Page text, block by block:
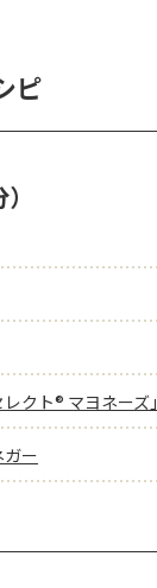
ピ
レクト® マヨネーズ」
ガー